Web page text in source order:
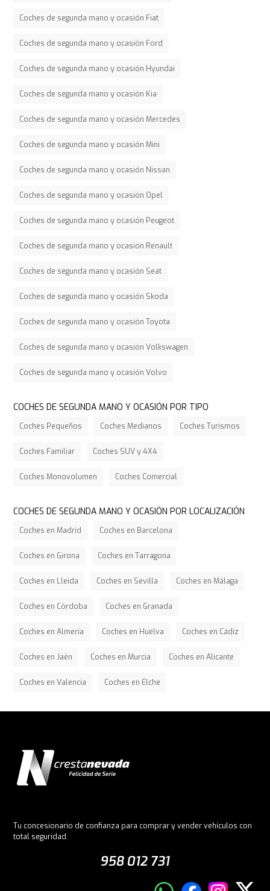
Coches de segunda mano y ocasión Fiat
Coches de segunda mano y ocasión Ford
Coches de segunda mano y ocasión Hyundai
Coches de segunda mano y ocasión Kia
Coches de segunda mano y ocasión Mercedes
Coches de segunda mano y ocasión Mini
Coches de segunda mano y ocasión Nissan
Coches de segunda mano y ocasión Opel
Coches de segunda mano y ocasión Peugeot
Coches de segunda mano y ocasión Renault
Coches de segunda mano y ocasión Seat
Coches de segunda mano y ocasión Skoda
Coches de segunda mano y ocasión Toyota
Coches de segunda mano y ocasión Volkswagen
Coches de segunda mano y ocasión Volvo
COCHES DE SEGUNDA MANO Y OCASIÓN POR TIPO
Coches Pequeños Coches Medianos Coches Turismos
Coches Familiar Coches SUV y 4X4
Coches Monovolumen Coches Comercial
COCHES DE SEGUNDA MANO Y OCASIÓN POR LOCALIZACIÓN
Coches en Madrid Coches en Barcelona
Coches en Girona Coches en Tarragona
Coches en Lleida Coches en Sevilla Coches en Málaga
Coches en Córdoba Coches en Granada
Coches en Almería Coches en Huelva Coches en Cádiz
Coches en Jaén Coches en Murcia Coches en Alicante
Coches en Valencia Coches en Elche
Tu concesionario de confianza para comprar y vender vehículos con
total seguridad.
958 012 731